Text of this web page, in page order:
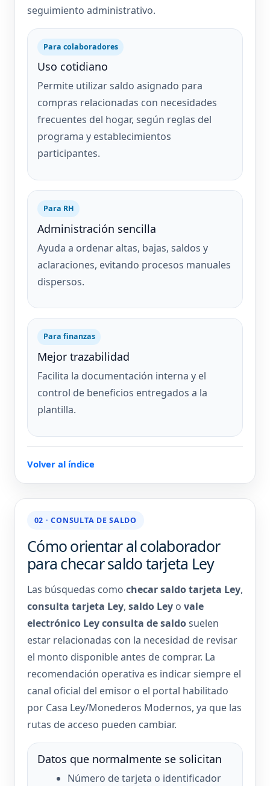
seguimiento administrativo.
Para colaboradores
Uso cotidiano
Permite utilizar saldo asignado para
compras relacionadas con necesidades
frecuentes del hogar, según reglas del
programa y establecimientos
participantes.
Para RH
Administración sencilla
Ayuda a ordenar altas, bajas, saldos y
aclaraciones, evitando procesos manuales
dispersos.
Para finanzas
Mejor trazabilidad
Facilita la documentación interna y el
control de beneficios entregados a la
plantilla.
Volver al índice
02 · CONSULTA DE SALDO
Cómo orientar al colaborador
para checar saldo tarjeta Ley
Las búsquedas como checar saldo tarjeta Ley,
consulta tarjeta Ley, saldo Ley o vale
electrónico Ley consulta de saldosuelen
estar relacionadas con la necesidad de revisar
el monto disponible antes de comprar. La
recomendación operativa es indicar siempre el
canal oficial del emisor o el portal habilitado
por Casa Ley/Monederos Modernos, ya que las
rutas de acceso pueden cambiar.
Datos que normalmente se solicitan
Número de tarjeta o identificador